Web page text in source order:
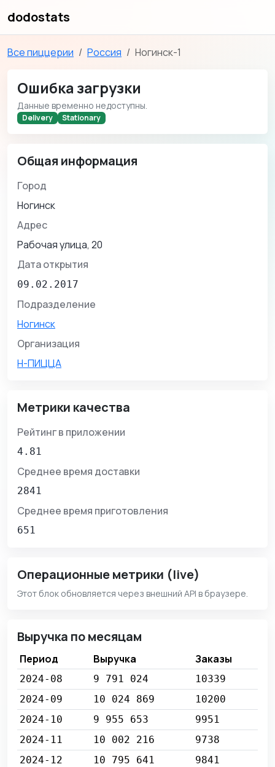
dodostats
Все пиццерии Россия Ногинск-1
Ошибка загрузки
Данные временно недоступны.
Delivery Stationary
Общая информация
Город
Ногинск
Адрес
Рабочая улица, 20
Дата открытия
09.02.2017
Подразделение
Ногинск
Организация
Н-ПИЦЦА
Метрики качества
Рейтинг в приложении
4.81
Среднее время доставки
2841
Среднее время приготовления
651
Операционные метрики (live)
Этот блок обновляется через внешний API в браузере.
Выручка по месяцам
Период Выручка Заказы
2024-08 9 791 024
10339
2024-09
10 024 869
10200
2024-10
9 955 653
9951
2024-11
10 002 216
9738
2024-12
10 795 641
9841